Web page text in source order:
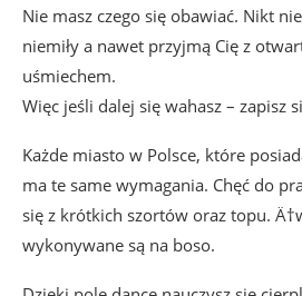
Nie masz czego się obawiać. Nikt
niemiły a nawet przyjmą Cię z
uśmiechem.
Więc jeśli dalej się wahasz – zapisz
Każde miasto w Polsce, które
ma te same wymagania. Chęć do
się z krótkich szortów oraz topu.
wykonywane są na boso.